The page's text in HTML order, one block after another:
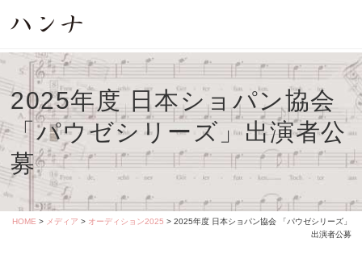
2025年度 日本ショパン協会
「パウゼシリーズ」出演者公
募
HOME > メディア > オーディション2025 > 2025年度 日本ショパン協会 「パウゼシリーズ」
出演者公募